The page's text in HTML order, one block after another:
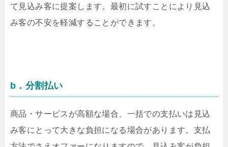
て見込み客に提案します。最初に試すことにより見込
み客の不安を軽減することができます。
b．分割払い
商品・サービスが高額な場合、一括での支払いは見込
み客にとって大きな負担になる場合があります。支払